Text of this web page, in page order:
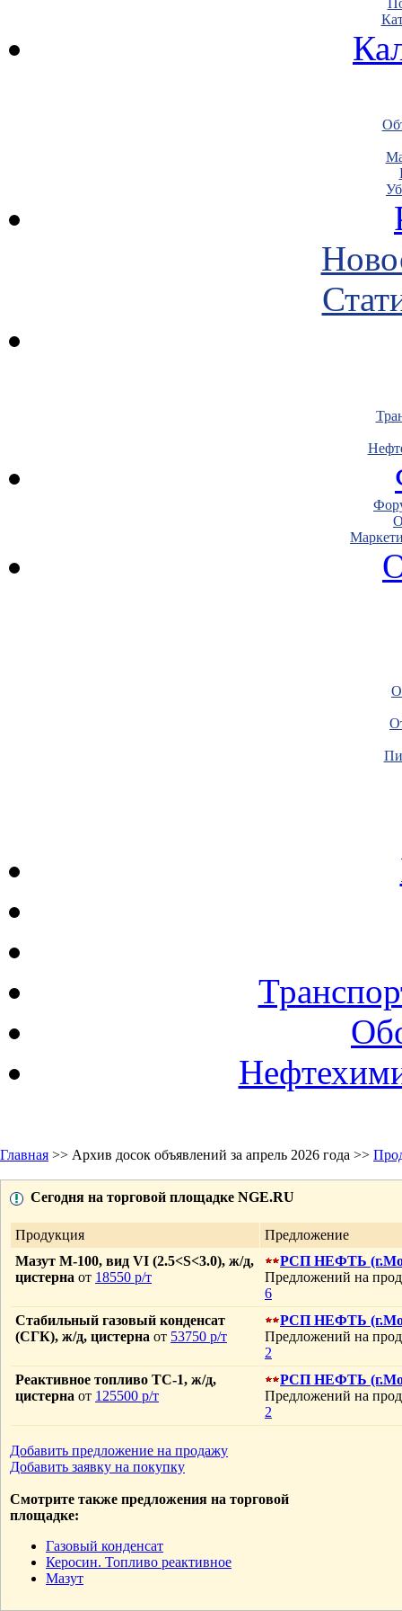
Главная >> Архив досок объявлений за апрель 2026 года >>
Сегодня на торговой площадке NGE.RU
Продукция
Предложение
Мазут М-100, вид VI (2.5<S<3.0), ж/д,
цистерна от 18550 р/т
РСП НЕФТЬ
Предложений на
6
Стабильный газовый конденсат
(СГК), ж/д, цистерна от 53750 р/т
РСП НЕФТЬ
Предложений на
2
Реактивное топливо ТС-1, ж/д,
цистерна от 125500 р/т
РСП НЕФТЬ
Предложений на
2
Добавить предложение на продажу
Добавить заявку на покупку
Смотрите также предложения на торговой
площадке:
Газовый конденсат
Керосин. Топливо реактивное
Мазут